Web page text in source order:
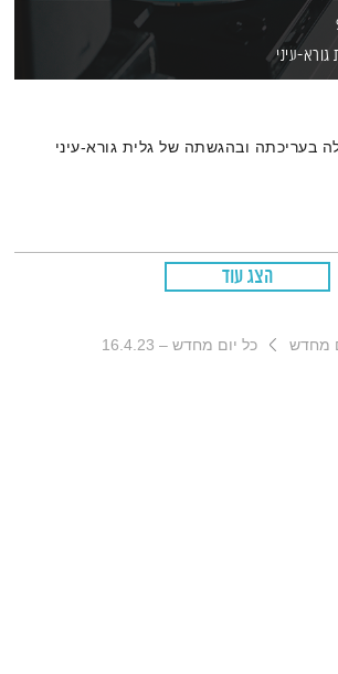
גורא-עיני
בעריכתה ובהגשתה של גלית גורא-עיני
הצג עוד
מחדש כל יום מחדש – 16.4.23